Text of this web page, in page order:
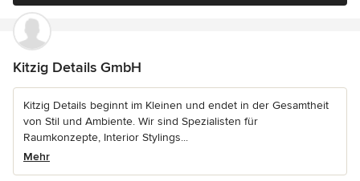
Kitzig Details GmbH
Kitzig Details beginnt im Kleinen und endet in der Gesamtheit
von Stil und Ambiente. Wir sind Spezialisten für
Raumkonzepte, Interior Stylings...
Mehr